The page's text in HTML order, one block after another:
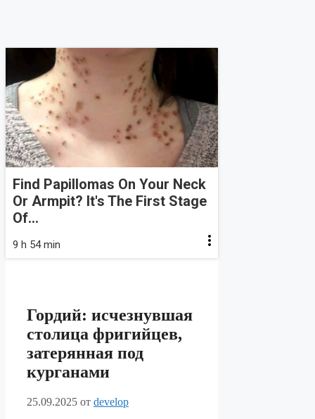
Find Papillomas On Your Neck
Or Armpit? It's The First Stage
Of...
9 h 54 min
Гордий: исчезнувшая
столица фригийцев,
затерянная под
курганами
25.09.2025 от develop